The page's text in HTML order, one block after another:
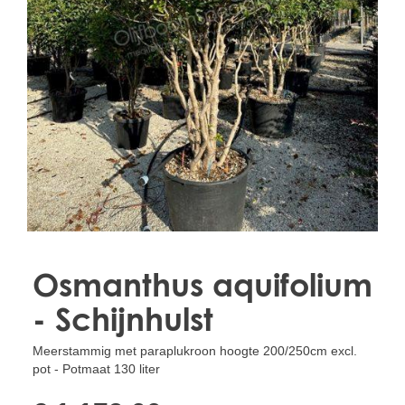
Treesafe
VORSTBESCHERMINGVOORBOMEN.NL
WINTERSCHUTZFUERBAEUME.DE
FROSTPROTECTIONFORTREES.CO.UK
Terracotta
TERRACOTTA.NL
TERRACOTTA.BE
TERRAKOTTA.DE
Osmanthus aquifolium
- Schijnhulst
Meerstammig met paraplukroon hoogte 200/250cm excl.
pot - Potmaat 130 liter